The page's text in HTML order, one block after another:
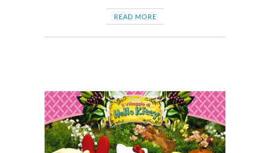
READ MORE